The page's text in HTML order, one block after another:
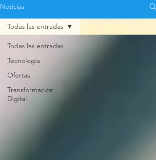
Noticias
Todas las entradas
Tecnología
Ofertas
Transformación
Digital
Todas las entradas